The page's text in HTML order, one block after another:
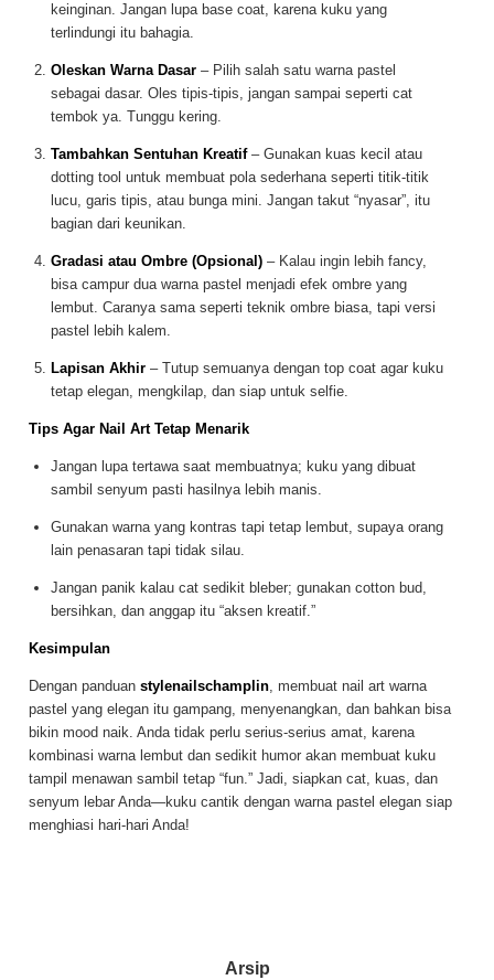
keinginan. Jangan lupa base coat, karena kuku yang
terlindungi itu bahagia.
Oleskan Warna Dasar– Pilih salah satu warna pastel
sebagai dasar. Oles tipis-tipis, jangan sampai seperti cat
tembok ya. Tunggu kering.
Tambahkan Sentuhan Kreatif– Gunakan kuas kecil atau
dotting tool untuk membuat pola sederhana seperti titik-titik
lucu, garis tipis, atau bunga mini. Jangan takut “nyasar”, itu
bagian dari keunikan.
Gradasi atau Ombre (Opsional)– Kalau ingin lebih fancy,
bisa campur dua warna pastel menjadi efek ombre yang
lembut. Caranya sama seperti teknik ombre biasa, tapi versi
pastel lebih kalem.
Lapisan Akhir– Tutup semuanya dengan top coat agar kuku
tetap elegan, mengkilap, dan siap untuk selfie.
Tips Agar Nail Art Tetap Menarik
Jangan lupa tertawa saat membuatnya; kuku yang dibuat
sambil senyum pasti hasilnya lebih manis.
Gunakan warna yang kontras tapi tetap lembut, supaya orang
lain penasaran tapi tidak silau.
Jangan panik kalau cat sedikit bleber; gunakan cotton bud,
bersihkan, dan anggap itu “aksen kreatif.”
Kesimpulan
Dengan panduan stylenailschamplin, membuat nail art warna
pastel yang elegan itu gampang, menyenangkan, dan bahkan bisa
bikin mood naik. Anda tidak perlu serius-serius amat, karena
kombinasi warna lembut dan sedikit humor akan membuat kuku
tampil menawan sambil tetap “fun.” Jadi, siapkan cat, kuas, dan
senyum lebar Anda—kuku cantik dengan warna pastel elegan siap
menghiasi hari-hari Anda!
Arsip